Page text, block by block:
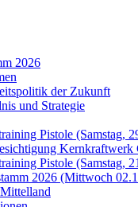
2026
der Zukunft
und Strategie
Pistole (Samstag,
Kernkraftwerk
Pistole (Samstag,
2026 (Mittwoch